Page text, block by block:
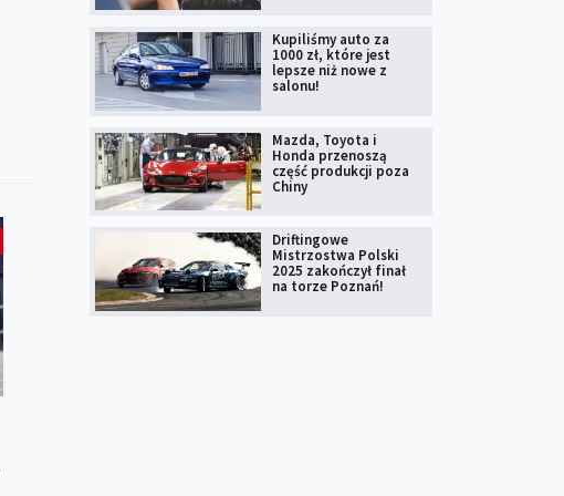
Kupiliśmy auto za
1000 zł, które jest
lepsze niż nowe z
salonu!
Mazda, Toyota i
Honda przenoszą
część produkcji poza
Chiny
Driftingowe
Mistrzostwa Polski
2025 zakończył finał
na torze Poznań!